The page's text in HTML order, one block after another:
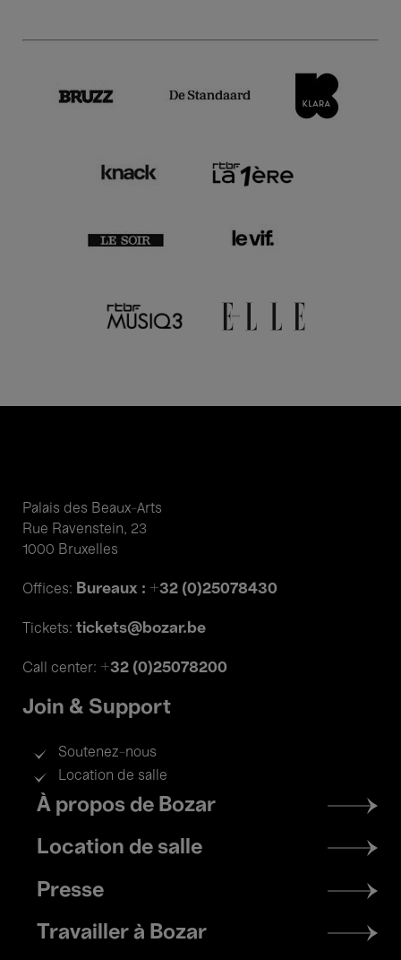
Palais des Beaux-Arts
Rue Ravenstein, 23
1000 Bruxelles
Offices: Bureaux : +32 (0)25078430
Tickets: tickets@bozar.be
Call center: +32 (0)25078200
Join & Support
Soutenez-nous
Location de salle
Footer
menu
À propos de Bozar
Location de salle
Presse
Travailler à Bozar